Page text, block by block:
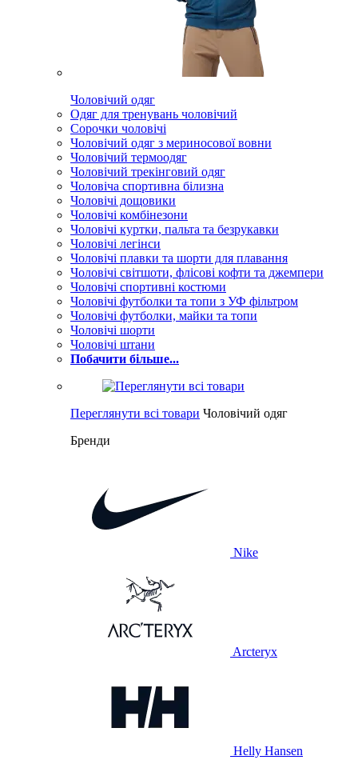
Чоловічий одяг
Одяг для тренувань чоловічий
Сорочки чоловічі
Чоловічий одяг з мериносової вовни
Чоловічий термоодяг
Чоловічий трекінговий одяг
Чоловіча спортивна білизна
Чоловічі дощовики
Чоловічі комбінезони
Чоловічі куртки, пальта та безрукавки
Чоловічі легінси
Чоловічі плавки та шорти для плавання
Чоловічі світшоти, флісові кофти та джемпери
Чоловічі спортивні костюми
Чоловічі футболки та топи з УФ фільтром
Чоловічі футболки, майки та топи
Чоловічі шорти
Чоловічі штани
Побачити більше...
Переглянути всі товари Чоловічий одяг
Бренди
Nike
Arcteryx
Helly Hansen